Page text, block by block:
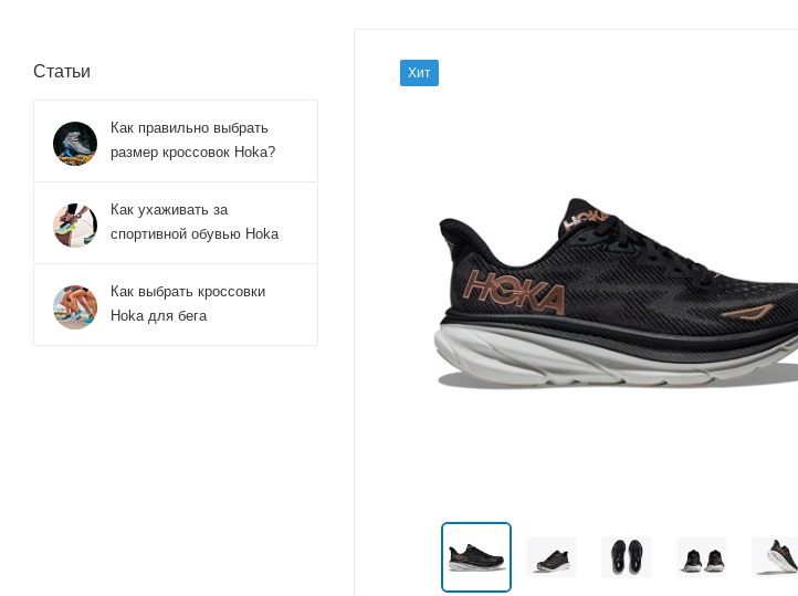
Хит
Статьи
Как правильно выбрать
размер кроссовок Hoka?
Как ухаживать за
спортивной обувью Hoka
Как выбрать кроссовки
Hoka для бега